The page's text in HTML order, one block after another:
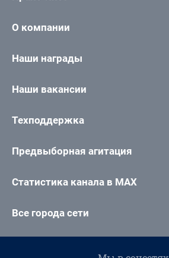
О компании
Наши награды
Наши вакансии
Техподдержка
Предвыборная агитация
Статистика канала в MAX
Все города сети